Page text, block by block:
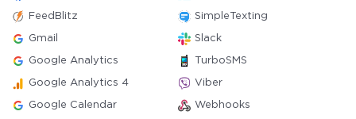
FeedBlitz SimpleTexting
Gmail Slack
Google Analytics TurboSMS
Google Analytics 4 Viber
Google Calendar Webhooks